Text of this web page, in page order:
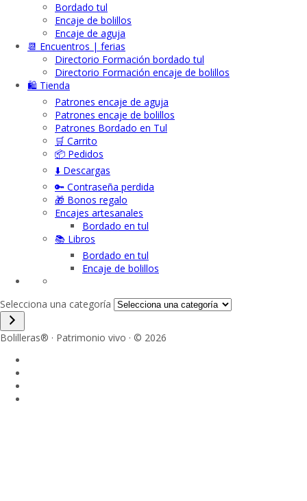
Bordado tul
Encaje de bolillos
Encaje de aguja
📆 Encuentros | ferias
Directorio Formación bordado tul
Directorio Formación encaje de bolillos
🛍️ Tienda
Patrones encaje de aguja
Patrones encaje de bolillos
Patrones Bordado en Tul
🛒 Carrito
📦 Pedidos
⬇️ Descargas
🔑 Contraseña perdida
🎁 Bonos regalo
Encajes artesanales
Bordado en tul
📚 Libros
Bordado en tul
Encaje de bolillos
Selecciona una categoría
Bolilleras® · Patrimonio vivo · © 2026